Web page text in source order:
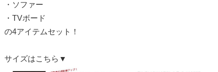
・ソファー
・TVボード
の4アイテムセット！
サイズはこちら▼